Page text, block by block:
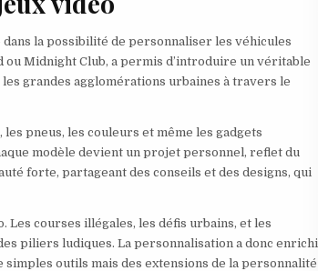
la possibilité de personnaliser les véhicules
ou Midnight Club, a permis d’introduire un véritable
grandes agglomérations urbaines à travers le
pneus, les couleurs et même les gadgets
modèle devient un projet personnel, reflet du
forte, partageant des conseils et des designs, qui
Les courses illégales, les défis urbains, et les
piliers ludiques. La personnalisation a donc enrichi
outils mais des extensions de la personnalité